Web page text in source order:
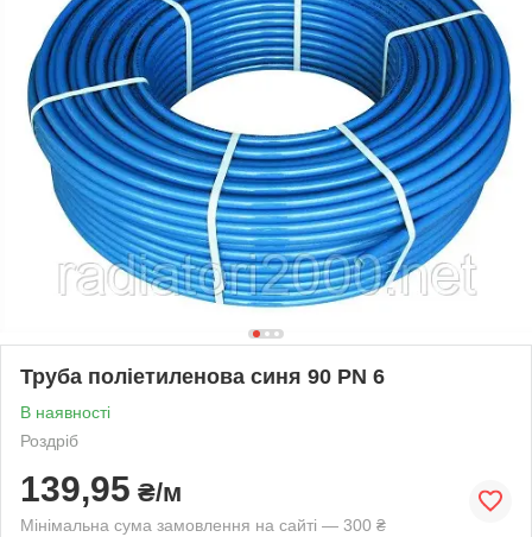
Труба поліетиленова синя 90 PN 6
В наявності
Роздріб
139,95 ₴/м
Мінімальна сума замовлення на сайті — 300 ₴